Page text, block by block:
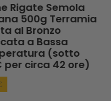
Rigate Semola
500g Terramia
al Bronzo
a Bassa
(sotto
per circa 42 ore)